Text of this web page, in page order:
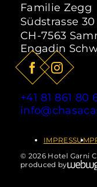
ZUM
Familie Zegg
Südstrasse 30
CH-7563
Engadin
+41 81 861 80
IMPRESSUM
© 2026 Hotel Garni
produced by